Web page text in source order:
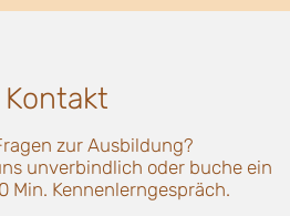
Kontakt
zur Ausbildung?
unverbindlich oder buche ein
Min. Kennenlerngespräch.